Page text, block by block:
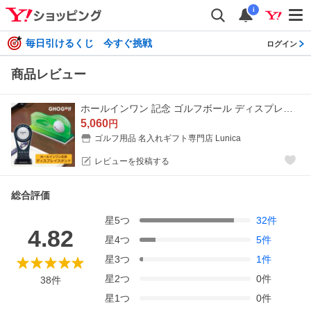
i
毎日引けるくじ 今すぐ挑戦 ログイン
商品レビュー
5,060円
ゴルフ用品 名入れギフト専門店 Lunica
レビューを投稿する
総合評価
4.82
38件
星5つ 32件
星4つ 5件
星3つ 1件
星2つ 0件
星1つ 0件